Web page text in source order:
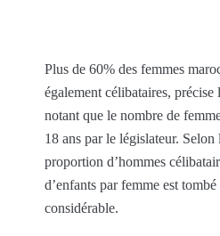
Plus de 60% des femmes
également célibataires,
notant que le nombre de
18 ans par le législateur.
proportion d’hommes
d’enfants par femme est
considérable.